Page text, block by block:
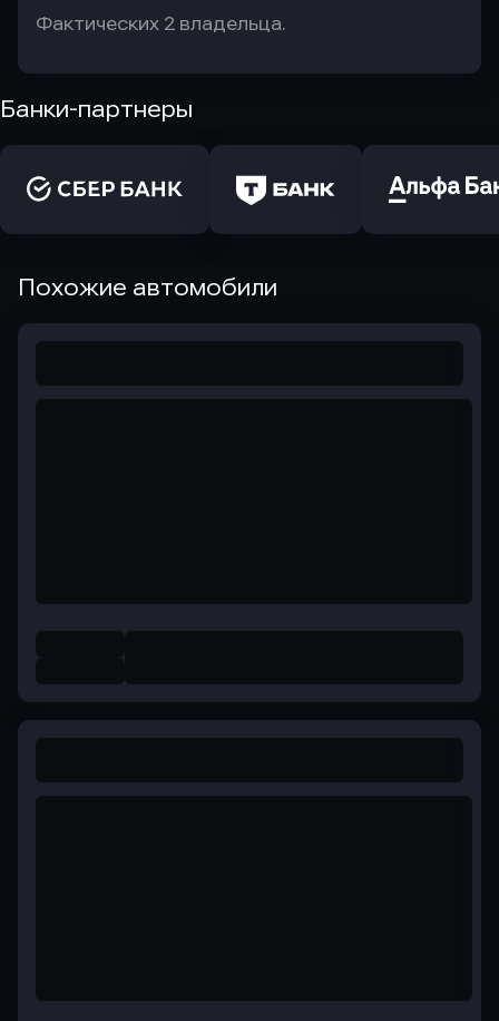
Фактических 2 владельца.
Банки-партнеры
Похожие автомобили